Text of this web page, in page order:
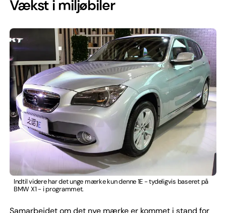
Vækst i miljøbiler
Indtil videre har det unge mærke kun denne 1E - tydeligvis baseret på
BMW X1 - i programmet.
Samarbejdet om det nye mærke er kommet i stand for